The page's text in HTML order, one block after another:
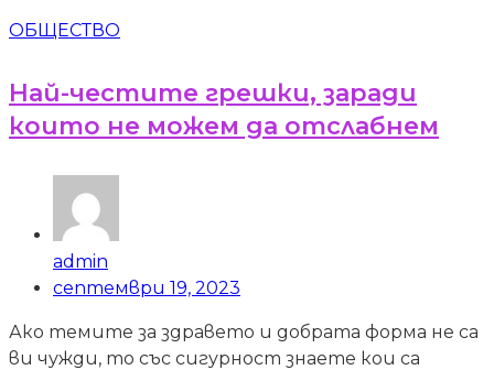
ОБЩЕСТВО
Най-честите грешки, заради
които не можем да отслабнем
admin
септември 19, 2023
Ако темите за здравето и добрата форма не са
ви чужди, то със сигурност знаете кои са